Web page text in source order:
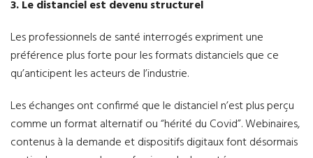
3. Le distanciel est devenu structurel
Les professionnels de santé interrogés expriment une
préférence plus forte pour les formats distanciels que ce
qu’anticipent les acteurs de l’industrie.
Les échanges ont confirmé que le distanciel n’est plus perçu
comme un format alternatif ou “hérité du Covid”. Webinaires,
contenus à la demande et dispositifs digitaux font désormais